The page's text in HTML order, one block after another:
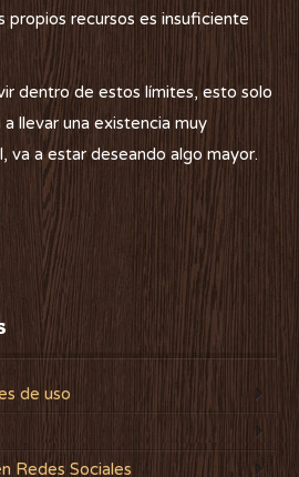
propios recursos es insuficiente
dentro de estos límites, esto solo
llevar una existencia muy
va a estar deseando algo mayor.
de uso
Redes Sociales